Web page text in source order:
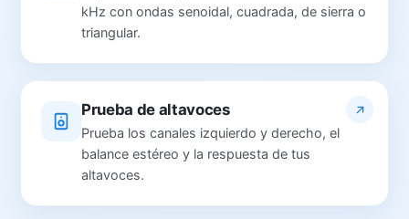
kHz con ondas senoidal, cuadrada, de sierra o
triangular.
Prueba de altavoces
Prueba los canales izquierdo y derecho, el
balance estéreo y la respuesta de tus
altavoces.